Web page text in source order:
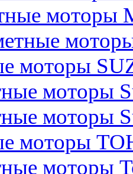
моторы
моторы
моторы
моторы
моторы
моторы